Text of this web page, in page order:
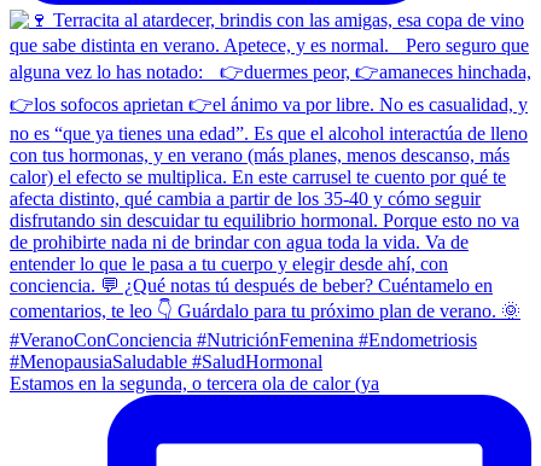
Estamos en la segunda, o tercera ola de calor (ya